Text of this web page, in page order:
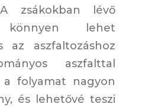
A zsákokban lévő
könnyen lehet
az aszfaltozáshoz
aszfalttal
a folyamat nagyon
és lehetővé teszi